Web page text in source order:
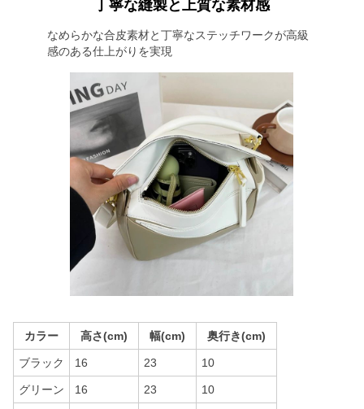
丁寧な縫製と上質な素材感
なめらかな合皮素材と丁寧なステッチワークが高級
感のある仕上がりを実現
カラー 高さ(cm) 幅(cm) 奥行き(cm)
ブラック 16 23 10
グリーン 16 23 10